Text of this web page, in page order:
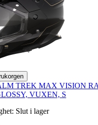
TREK MAX VISION
VUXEN, S
Slut i lager